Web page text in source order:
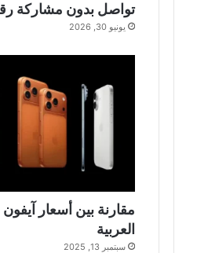
تواصل بدون مشاركة
يونيو 30, 2026
العربية
سبتمبر 13, 2025